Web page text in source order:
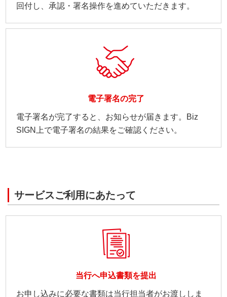
回付し、承認・署名操作を進めていただきます。
電子署名の完了
電子署名が完了すると、お知らせが届きます。Biz
SIGN上で電子署名の結果をご確認ください。
サービスご利用にあたって
当行へ申込書類を提出
お申し込みに必要な書類は当行担当者がお渡ししま